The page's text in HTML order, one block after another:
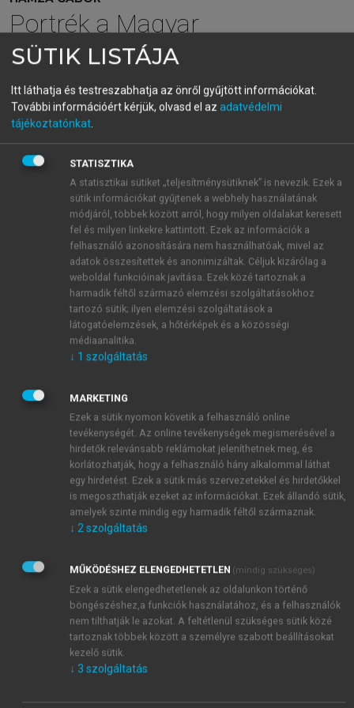
Portrék a Magyar
Tudományos Akadémia
tagjairól IV.
menu_book
Erdély története és erdélyi
államférfiak
A Rákóczi-család a XVII. században s a XVIII. elején.
Pfeifer Ferdinánd, Pest, 1861. [online:https://real-
eod.mtak.hu/2683/];Erdélyország története tekintettel
mívelődésére.Két kötet. Heckenast Gusztáv, Pest,
1866. [online:https://real-eod.mtak.hu/2360/
Báthory Gábor fejedelem története.
Pest, 1867. [online:
eod.mtak.hu/4957/1/11465_000896454.pdf
Gábor fejedelem trónfoglalása. (Értekezések a történeti
tudományok köréből I. 6.).Eggeberger Ferdinánd
kiadása, Pest, 1867.
[online:https://real-
eod.mtak.hu/759/1/B3390106.pdf];A Rákócziak kora
. (I. kötet-több nem jelent meg). Pfeifer
Ferdinánd kiadása, Pest, 1868. [online:https://real-
eod.mtak.hu/2395/];
szövetkezéseinek történetéhez
kiadása, Pest, 1873. [online:https://real-
eod.mtak.hu/784/1/B3390208.pdf];I. Rákóczy
György és a diplomaczia.Székfoglaló értekezés.
(Értekezések a történeti tudományok köréből VII. 5.).
Magyar Tudományos Akadémia, Pest, 1878. [online:
https://real-eod.mtak.hu/824/1/B3390705.pdf
SÜTIK LISTÁJA
Itt láthatja és testreszabhatja az önről gyűjtött információkat.
További információért kérjük, olvasd el az adatvédelmi
tájékoztatónkat
STATISZTIKA
A statisztikai sütiket „teljesítménysütiknek” is nevezik. Ezek a
sütik információkat gyűjtenek a webhely használatának
módjáról, többek között arról, hogy milyen oldalakat keresett
fel és milyen linkekre kattintott. Ezek az információk a
felhasználó azonosítására nem használhatóak, mivel az
adatok összesítettek és anonimizáltak. Céljuk kizárólag a
weboldal funkcióinak javítása. Ezek közé tartoznak a
harmadik féltől származó elemzési szolgáltatásokhoz
tartozó sütik; ilyen elemzési szolgáltatások a
látogatóelemzések, a hőtérképek és a közösségi
médiaanalitika.
↓ 1 szolgáltatás
MARKETING
Ezek a sütik nyomon követik a felhasználó online
tevékenységét. Az online tevékenységek megismerésével a
hirdetők relevánsabb reklámokat jeleníthetnek meg, és
korlátozhatják, hogy a felhasználó hány alkalommal láthat
egy hirdetést. Ezek a sütik más szervezetekkel és hirdetőkkel
is megoszthatják ezeket az információkat. Ezek állandó sütik,
amelyek szinte mindig egy harmadik féltől származnak.
↓ 2 szolgáltatás
MŰKÖDÉSHEZ ELENGEDHETETLEN (mindig szükséges)
Ezek a sütik elengedhetetlenek az oldalunkon történő
böngészéshez,a funkciók használatához, és a felhasználók
nem tilthatják le azokat. A feltétlenül szükséges sütik közé
tartoznak többek között a személyre szabott beállításokat
kezelő sütik.
↓ 3 szolgáltatás